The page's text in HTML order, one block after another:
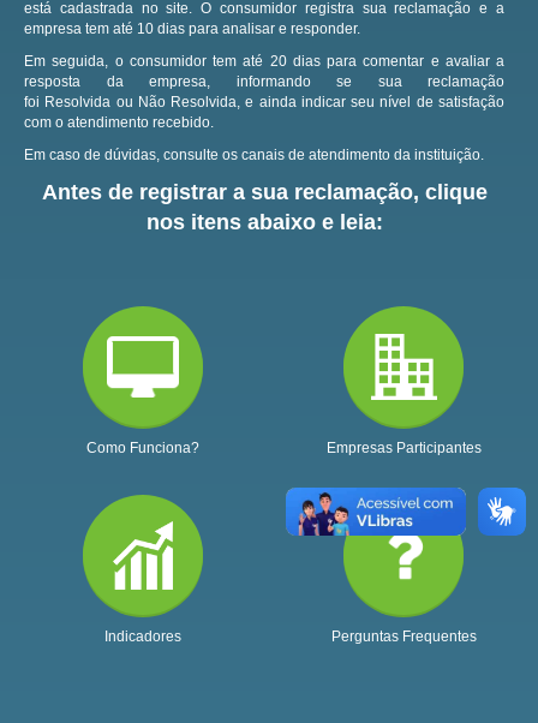
está cadastrada no site.O consumidor registra sua reclamação e a
empresa tem até 10 dias para analisar e responder.
Em seguida, o consumidor tem até 20 dias para comentar e avaliar a
resposta da empresa, informando se sua reclamação
foi Resolvida ou Não Resolvida, e ainda indicar seu nível de satisfação
com o atendimento recebido.
Em caso de dúvidas, consulte os canais de atendimento da instituição.
Antes de registrar a sua reclamação, clique
nos itens abaixo e leia:
Como Funciona? Empresas Participantes
Indicadores Perguntas Frequentes